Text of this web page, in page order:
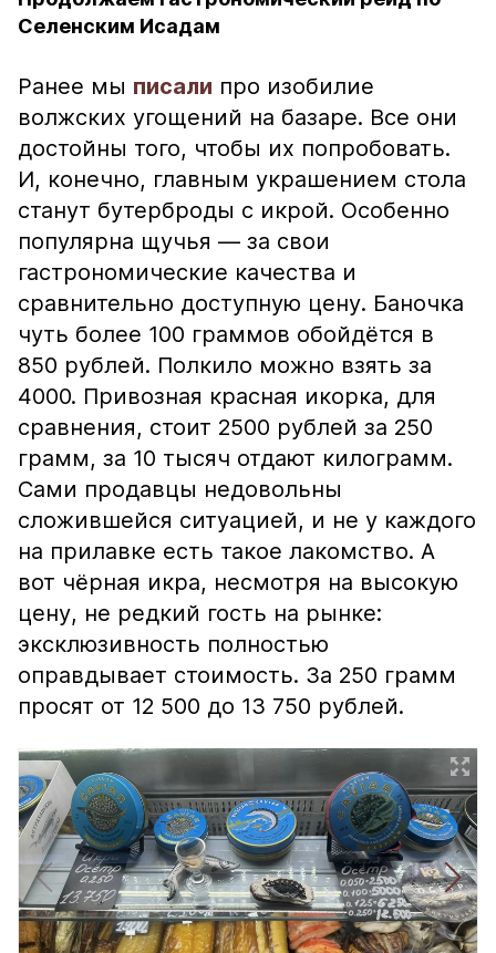
Селенским Исадам
Ранее мы писали про изобилие
волжских угощений на базаре. Все они
достойны того, чтобы их попробовать.
И, конечно, главным украшением стола
станут бутерброды с икрой. Особенно
популярна щучья — за свои
гастрономические качества и
сравнительно доступную цену. Баночка
чуть более 100 граммов обойдётся в
850 рублей. Полкило можно взять за
4000. Привозная красная икорка, для
сравнения, стоит 2500 рублей за 250
грамм, за 10 тысяч отдают килограмм.
Сами продавцы недовольны
сложившейся ситуацией, и не у каждого
на прилавке есть такое лакомство. А
вот чёрная икра, несмотря на высокую
цену, не редкий гость на рынке:
эксклюзивность полностью
оправдывает стоимость. За 250 грамм
просят от 12 500 до 13 750 рублей.